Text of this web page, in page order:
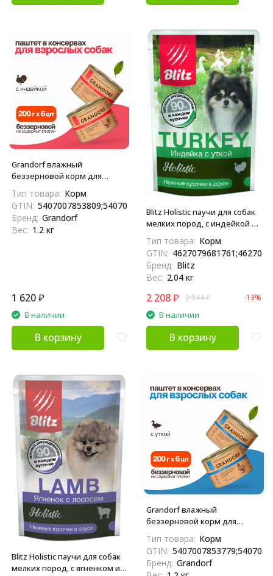
Grandorf влажный
беззерновой корм для
индейки, в консервах - 200 г
х 6 шт
Тип товара: Корм
GTIN: 5407007853809;5407007853403
Бренд: Grandorf
Вес: 1.2 кг
1 620₽
В наличии
В корзину
Blitz Holistic паучи для собак
мелких пород, с индейкой и
Тип товара: Корм
GTIN:
Бренд: Blitz
Вес: 2.04 кг
2 208₽ 2 544₽ -13%
В наличии
В корзину
Blitz Holistic паучи для собак
мелких пород, с ягненком и
Grandorf влажный
беззерновой корм для
утки, в консервах - 200 г х 6
шт
Тип товара: Корм
GTIN:
Бренд: Grandorf